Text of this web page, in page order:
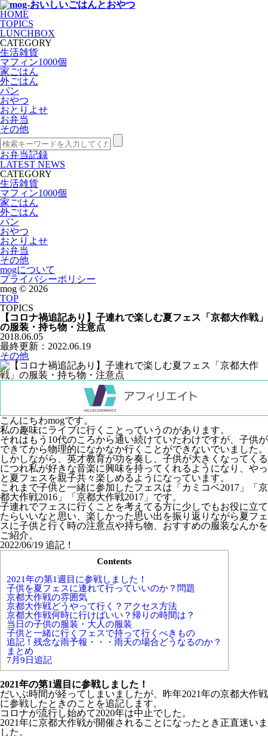
HOME
TOPICS
LUNCHBOX
CATEGORY
生活雑貨
マフィン1000個
家ごはん
外ごはん
パン
おやつ
おとりよせ
お弁当
その他
お弁当記録
LATEST NEWS
CATEGORY
生活雑貨
マフィン1000個
家ごはん
外ごはん
パン
おやつ
おとりよせ
お弁当
その他
mogについて
プライバシーポリシー
mog © 2026
TOP
TOPICS
【コロナ禍追記あり】子連れで楽しむ夏フェス「京都大作戦」
の服装・持ち物・注意点
2018.06.05
最終更新：2022.06.19
その他
こんにちわmogです。
私の趣味にライブに行くことっていうのがあります。
それはもう10代のころから通い続けていたわけですが、子供が
できてから物理的になかなか行くことができないでいました。
しかしながら、英才教育が功を奏し、子供が大きくなってくる
につれ私が好きな音楽に興味を持ってくれるようになり、やっ
と夏フェスを親子共々楽しめるようになっています。
これまで子供と一緒に参加したフェスは「カミコベ2017」「京
都大作戦2016」「京都大作戦2017」です。
子連れでフェスに行くことを考えてる方に少しでもお役に立て
たらいいなと思い、楽しかった思い出を振り返りながら夏フェ
スに子供と行く時の注意点や持ち物、おすすめの服装なんかを
ご紹介。
2022/06/19 追記！
Contents
2021年の第1週目に参戦しました！
子供を夏フェスに連れて行っていいのか？問題
京都大作戦の雰囲気
京都大作戦どうやって行く？アクセス方法
京都大作戦何時に行けばいい？帰りの時間は？
当日の子供の服装・大人の服装
子供と一緒に行くフェスで持って行くべきもの
追記！残念な雨予報・・・雨天の場合どうなるのか？
まとめ
7月9日追記
2021年の第1週目に参戦しました！
だいぶ時間が経ってしまいましたが、昨年2021年の京都大作戦
に参戦したときのことを追記します。
コロナが流行し始めて2020年は中止でした。
2021年に京都大作戦が開催されることになったとき正直迷いま
した。